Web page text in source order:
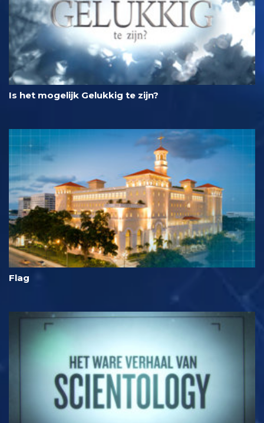
Is het mogelijk Gelukkig te zijn?
Flag